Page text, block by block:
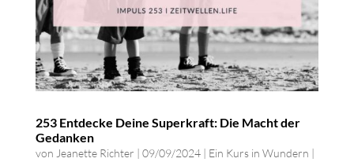
253 Entdecke Deine Superkraft: Die Macht der
Gedanken
von Jeanette Richter | 09/09/2024| Ein Kurs in Wundern |